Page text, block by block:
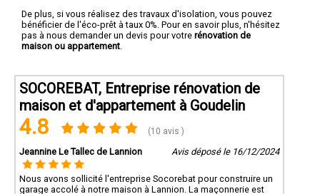
De plus, si vous réalisez des travaux d'isolation, vous pouvez
bénéficier de l'éco-prêt à taux 0%. Pour en savoir plus, n'hésitez
pas à nous demander un devis pour votre rénovation de
maison ou appartement
SOCOREBAT, Entreprise rénovation de
maison et d'appartement à Goudelin
4.8 (10 avis )
Jeannine Le Tallec de Lannion Avis déposé le 16/12/2024
Nous avons sollicité l'entreprise Socorebat pour construire un
garage accolé à notre maison à Lannion. La maçonnerie est